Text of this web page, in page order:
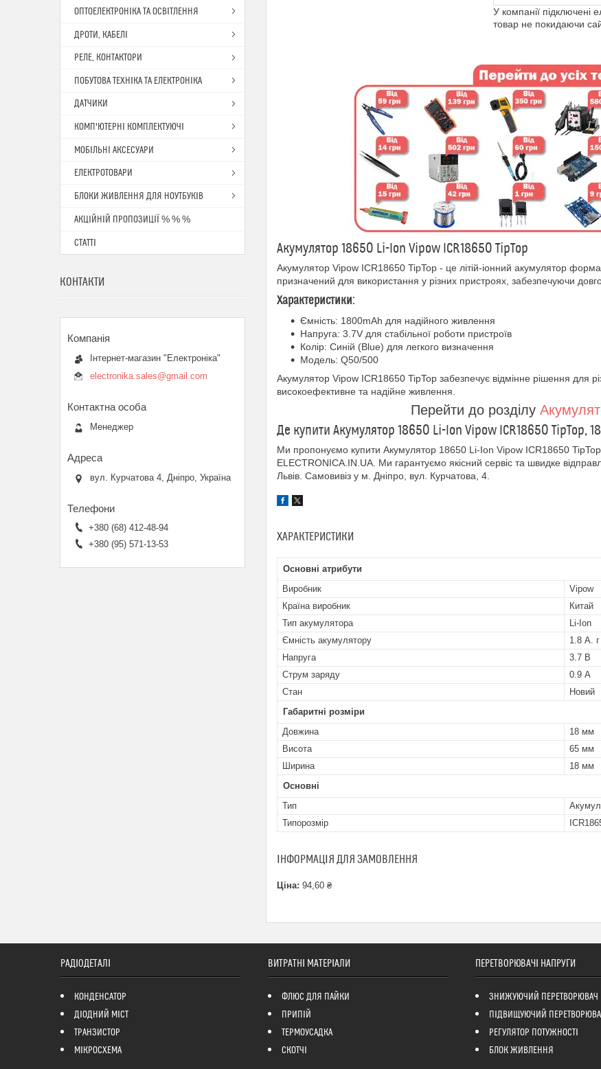
У компанії підключені
товар не покидаючи
Акумулятор 18650 Li-Ion Vipow ICR18650 TipTop
Акумулятор Vipow ICR18650 TipTop - це літій-іонний акумулятор
призначений для використання у різних пристроях, забезпечуючи
Характеристики:
Ємність: 1800mAh для надійного живлення
Напруга: 3.7V для стабільної роботи пристроїв
Колір: Синій (Blue) для легкого визначення
Модель: Q50/500
Акумулятор Vipow ICR18650 TipTop забезпечує відмінне рішення для
високоефективне та надійне живлення.
Перейти до розділу
Де купити Акумулятор 18650 Li-Ion Vipow ICR18650 TipTop,
Ми пропонуємо купити Акумулятор 18650 Li-Ion Vipow ICR18650
ELECTRONICA.IN.UA. Ми гарантуємо якісний сервіс та швидке
Львів. Самовивіз у м. Дніпро, вул. Курчатова, 4.
ХАРАКТЕРИСТИКИ
Основні атрибути
Виробник
Vipow
Країна виробник
Китай
Тип акумулятора
Li-Ion
Ємність акумулятору
1.8 А. г
Напруга
3.7 В
Струм заряду
0.9 А
Стан
Новий
Габаритні розміри
Довжина
18 мм
Висота
65 мм
Ширина
18 мм
Основні
Тип
Типорозмір
ІНФОРМАЦІЯ ДЛЯ ЗАМОВЛЕННЯ
Ціна: 94,60 ₴
ОПТОЕЛЕКТРОНІКА ТА ОСВІТЛЕННЯ
ДРОТИ, КАБЕЛІ
РЕЛЕ, КОНТАКТОРИ
ПОБУТОВА ТЕХНІКА ТА ЕЛЕКТРОНІКА
ДАТЧИКИ
КОМП'ЮТЕРНІ КОМПЛЕКТУЮЧІ
МОБІЛЬНІ АКСЕСУАРИ
ЕЛЕКТРОТОВАРИ
БЛОКИ ЖИВЛЕННЯ ДЛЯ НОУТБУКІВ
АКЦІЙНІЙ ПРОПОЗИЦІЇ % % %
СТАТТІ
КОНТАКТИ
Інтернет-магазин "Електроніка"
electronika.sales@gmail.com
Менеджер
вул. Курчатова 4, Дніпро, Україна
+380 (68) 412-48-94
+380 (95) 571-13-53
РАДІОДЕТАЛІ
КОНДЕНСАТОР
ДІОДНИЙ МІСТ
ТРАНЗИСТОР
МІКРОСХЕМА
ВИТРАТНІ МАТЕРІАЛИ
ФЛЮС ДЛЯ ПАЙКИ
ПРИПІЙ
ТЕРМОУСАДКА
СКОТЧІ
ПЕРЕТВОРЮВАЧІ НАПРУГИ
ЗНИЖУЮЧИЙ ПЕРЕТВОРЮВАЧ
ПІДВИЩУЮЧИЙ
РЕГУЛЯТОР ПОТУЖНОСТІ
БЛОК ЖИВЛЕННЯ